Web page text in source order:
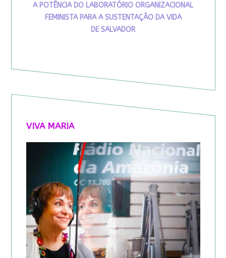
A POTÊNCIA DO LABORATÓRIO ORGANIZACIONAL
FEMINISTA PARA A SUSTENTAÇÃO DA VIDA
DE SALVADOR
VIVA MARIA